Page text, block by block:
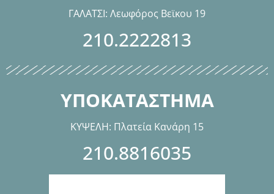
ΓΑΛΑΤΣΙ: Λεωφόρος Βεϊκου 19
210.2222813
ΥΠΟΚΑΤΑΣΤΗΜΑ
ΚΥΨΕΛΗ: Πλατεία Κανάρη 15
210.8816035